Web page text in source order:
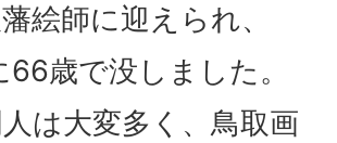
絵師に迎えられ、
歳で没しました。
は大変多く、鳥取画